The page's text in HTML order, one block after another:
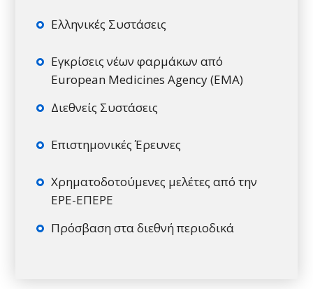
Ελληνικές Συστάσεις
Εγκρίσεις νέων φαρμάκων από
European Medicines Agency (EMA)
Διεθνείς Συστάσεις
Επιστημονικές Έρευνες
Χρηματοδοτούμενες μελέτες από την
ΕΡΕ-ΕΠΕΡΕ
Πρόσβαση στα διεθνή περιοδικά